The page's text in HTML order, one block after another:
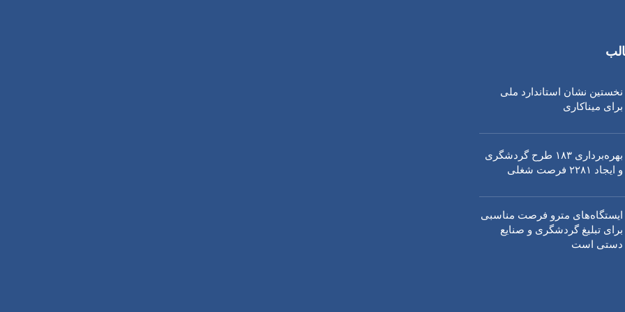
نخستین نشان استاندارد ملی
برای میناکاری
بهره‌برداری ١٨٣ طرح گردشگری
و ایجاد ٢٢٨١ فرصت شغلی
ایستگاه‌های مترو فرصت مناسبی
برای تبلیغ گردشگری و صنایع
دستی است